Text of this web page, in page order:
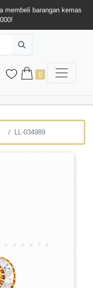
membeli barangan kemas
0
LL-034989